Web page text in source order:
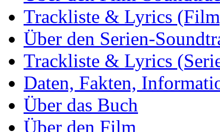
Trackliste & Lyrics
Über den Serien-
Trackliste & Lyrics
Daten, Fakten,
Über das Buch
Über den Film